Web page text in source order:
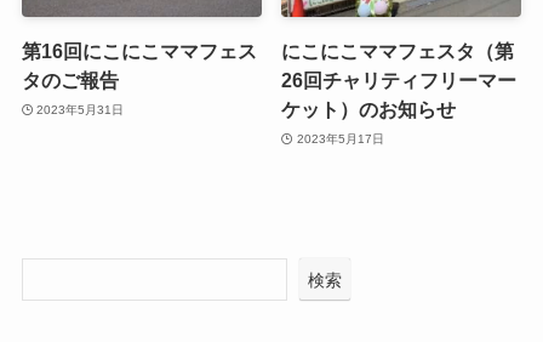
第16回にこにこママフェス
タのご報告
2023年5月31日
にこにこママフェスタ（第
26回チャリティフリーマー
ケット）のお知らせ
2023年5月17日
検索